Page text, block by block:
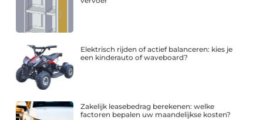
Elektrisch rijden of actief balanceren: kies je
een kinderauto of waveboard?
Zakelijk leasebedrag berekenen: welke
factoren bepalen uw maandelijkse kosten?